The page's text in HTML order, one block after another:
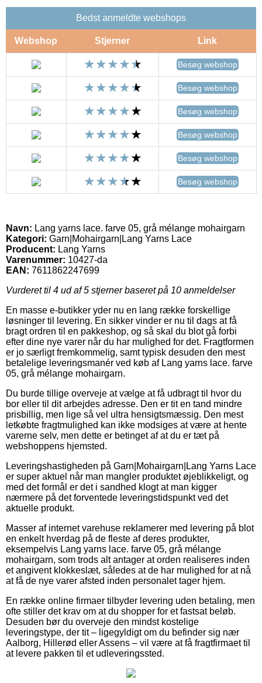
Bedst anmeldte webshops
Webshop Stjerner Link
Besøg webshop
Besøg webshop
Besøg webshop
Besøg webshop
Besøg webshop
Besøg webshop
Navn: Lang yarns lace. farve 05, grå mélange mohairgarn
Kategori: Garn|Mohairgarn|Lang Yarns Lace
Producent: Lang Yarns
Varenummer: 10427-da
EAN: 7611862247699
Vurderet til 4 ud af 5 stjerner baseret på 10 anmeldelser
En masse e-butikker yder nu en lang række forskellige
løsninger til levering. En sikker vinder er nu til dags at få
bragt ordren til en pakkeshop, og så skal du blot gå forbi
efter dine nye varer når du har mulighed for det. Fragtformen
er jo særligt fremkommelig, samt typisk desuden den mest
betalelige leveringsmanér ved køb af Lang yarns lace. farve
05, grå mélange mohairgarn.
Du burde tillige overveje at vælge at få udbragt til hvor du
bor eller til dit arbejdes adresse. Den er tit en tand mindre
prisbillig, men lige så vel ultra hensigtsmæssig. Den mest
letkøbte fragtmulighed kan ikke modsiges at være at hente
varerne selv, men dette er betinget af at du er tæt på
webshoppens hjemsted.
Leveringshastigheden på Garn|Mohairgarn|Lang Yarns Lace
er super aktuel når man mangler produktet øjeblikkeligt, og
med det formål er det i sandhed klogt at man kigger
nærmere på det forventede leveringstidspunkt ved det
aktuelle produkt.
Masser af internet varehuse reklamerer med levering på blot
en enkelt hverdag på de fleste af deres produkter,
eksempelvis Lang yarns lace. farve 05, grå mélange
mohairgarn, som trods alt antager at orden realiseres inden
et angivent klokkeslæt, således at de har mulighed for at nå
at få de nye varer afsted inden personalet tager hjem.
En række online firmaer tilbyder levering uden betaling, men
ofte stiller det krav om at du shopper for et fastsat beløb.
Desuden bør du overveje den mindst kostelige
leveringstype, der tit – ligegyldigt om du befinder sig nær
Aalborg, Hillerød eller Assens – vil være at få fragtfirmaet til
at levere pakken til et udleveringssted.